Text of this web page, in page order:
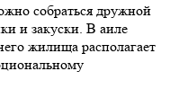
собраться дружной
и закуски. В аиле
жилища располагает